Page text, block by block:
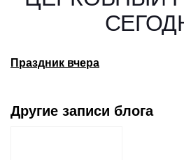
Праздник вчера
Другие записи блога